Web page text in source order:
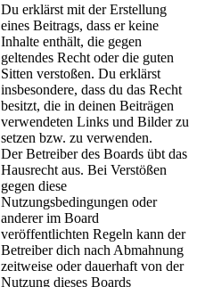
Du erklärst mit der Erstellung
eines Beitrags, dass er keine
Inhalte enthält, die gegen
geltendes Recht oder die guten
Sitten verstoßen. Du erklärst
insbesondere, dass du das Recht
besitzt, die in deinen Beiträgen
verwendeten Links und Bilder zu
setzen bzw. zu verwenden.
Der Betreiber des Boards übt das
Hausrecht aus. Bei Verstößen
gegen diese
Nutzungsbedingungen oder
anderer im Board
veröffentlichten Regeln kann der
Betreiber dich nach Abmahnung
zeitweise oder dauerhaft von der
Nutzung dieses Boards